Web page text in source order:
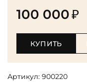
100 000₽
КУПИТЬ
Артикул: 900220